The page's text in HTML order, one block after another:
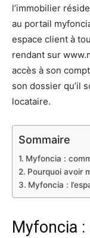
l’immobilier
au portail
espace client à
rendant sur
accès à son
son dossier qu’il
locataire.
Sommaire
Myfoncia :
Pourquoi avoir
Myfoncia :
Myfoncia